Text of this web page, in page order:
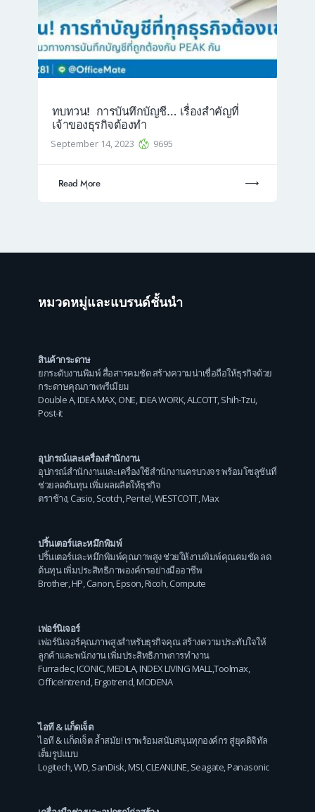
ทบทวน! การบันทึกบัญชี… เรื่องสำคัญที่
เจ้าของธุรกิจต้องทำ
September 14, 2023 9695
Read More
หมวดหมู่และแบรนด์ชั้นนำ
สินค้ากระดาษ
ยกระดับงานพิมพ์ สื่อสารคมชัด สร้างความน่าเชื่อถือให้ธุรกิจด้วย
กระดาษคุณภาพพรีเมียม
Double A,IDEA MAX,ONE,IDEA WORK,ALCOTT,Shih-Tzu,
Post-it
อุปกรณ์และเครื่องสำนักงาน
อุปกรณ์สำนักงานและเครื่องใช้สำนักงานครบวงจร พร้อมโซลูชันที่
ช่วยลดต้นทุน เพิ่มผลผลิตให้ธุรกิจ
ตราช้าง,Casio,Scotch,Pentel,WESTCOTT,Max
ปริ้นเตอร์และหมึกพิมพ์
ปริ้นเตอร์และหมึกพิมพ์คุณภาพสูง ช่วยให้งานพิมพ์คุณคมชัด ลด
ต้นทุน เพิ่มประสิทธิภาพองค์กรอย่างมืออาชีพ
Brother,HP,Canon,Epson,Ricoh,Compute
เฟอร์นิเจอร์
เฟอร์นิเจอร์คุณภาพสูงสำหรับธุรกิจคุณ สร้างความประทับใจให้
ลูกค้าและพนักงาน เพิ่มประสิทธิภาพการทำงาน
Furradec,ICONIC,MEDILA,INDEX LIVING MALL,Toolmax,
OfficeIntrend,Ergotrend,MODENA
ไอที & แก็ดเจ็ต
ไอที & แก็ดเจ็ต ล้ำสมัย! เราพร้อมสนับสนุนทุกองค์กร สู่ยุคดิจิทัล
เต็มรูปแบบ
Logitech,WD,SanDisk,MSI,CLEANLINE,Seagate,Panasonic